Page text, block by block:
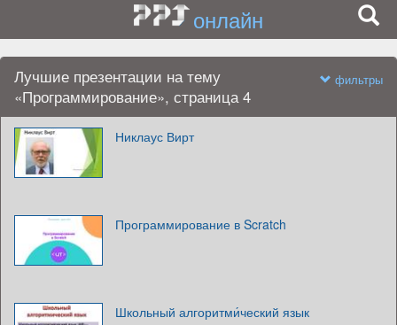
онлайн
Лучшие презентации на тему
«Программирование», страница 4
фильтры
Никлаус Вирт
Программирование в Scratch
Школьный алгоритми́ческий язык